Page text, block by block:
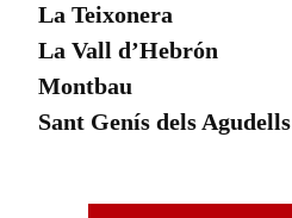
La Teixonera
La Vall d’Hebrón
Montbau
Sant Genís dels Agudells